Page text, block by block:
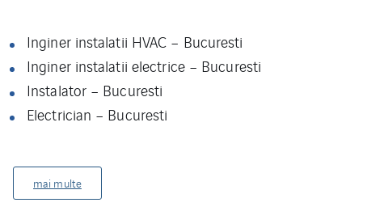
Inginer instalatii HVAC – Bucuresti
Inginer instalatii electrice – Bucuresti
Instalator – Bucuresti
Electrician – Bucuresti
mai multe